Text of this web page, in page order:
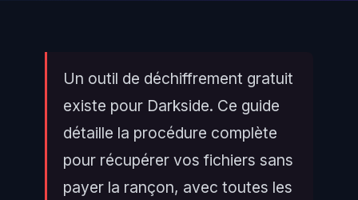
Un outil de déchiffrement gratuit
existe pour Darkside. Ce guide
détaille la procédure complète
pour récupérer vos fichiers sans
payer la rançon, avec toutes les